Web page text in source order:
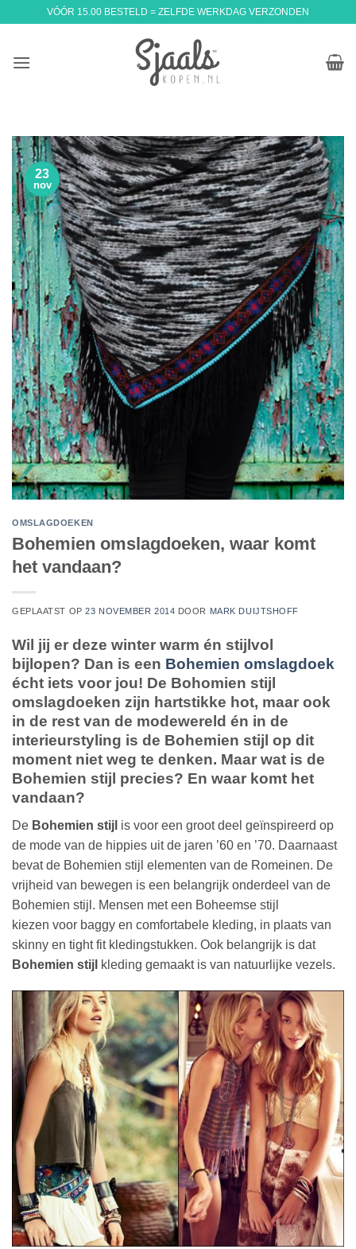
VÓÓR 15.00 BESTELD = ZELFDE WERKDAG VERZONDEN
23
nov
OMSLAGDOEKEN
Bohemien omslagdoeken, waar komt
het vandaan?
GEPLAATST OP23 NOVEMBER 2014 DOOR MARK DUIJTSHOFF
Wil jij er deze winter warm én stijlvol
bijlopen? Dan is een Bohemien omslagdoek
écht iets voor jou! De Bohomien stijl
omslagdoeken zijn hartstikke hot, maar ook
in de rest van de modewereld én in de
interieurstyling is de Bohemien stijl op dit
moment niet weg te denken. Maar wat is de
Bohemien stijl precies? En waar komt het
vandaan?
De Bohemien stijl is voor een groot deel geïnspireerd op
de mode van de hippies uit de jaren ’60 en ’70. Daarnaast
bevat de Bohemien stijl elementen van de Romeinen. De
vrijheid van bewegen is een belangrijk onderdeel van de
Bohemien stijl. Mensen met een Boheemse stijl
kiezen voor baggy en comfortabele kleding, in plaats van
skinny en tight fit kledingstukken. Ook belangrijk is dat
Bohemien stijl kleding gemaakt is van natuurlijke vezels.